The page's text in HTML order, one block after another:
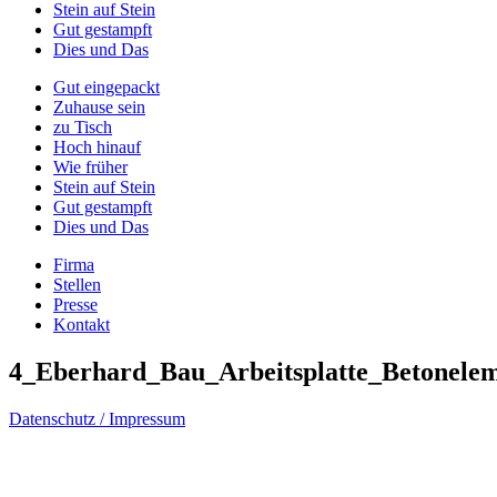
Stein auf Stein
Gut gestampft
Dies und Das
Gut eingepackt
Zuhause sein
zu Tisch
Hoch hinauf
Wie früher
Stein auf Stein
Gut gestampft
Dies und Das
Firma
Stellen
Presse
Kontakt
Datenschutz / Impressum